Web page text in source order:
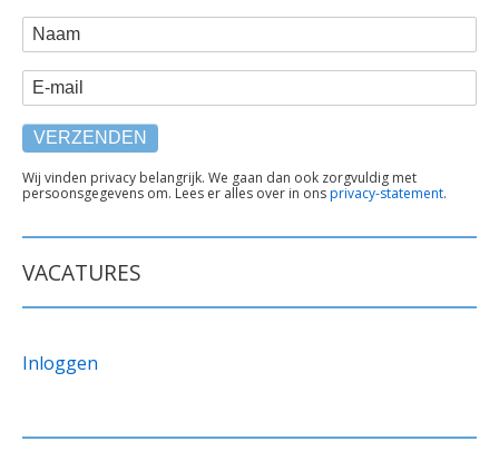
WEBFORM
Naam
E-mail
TEKST
ONDER
Wij vinden privacy belangrijk. We gaan dan ook zorgvuldig met
persoonsgegevens om. Lees er alles over in onsprivacy-statement.
VACATURES
Inloggen